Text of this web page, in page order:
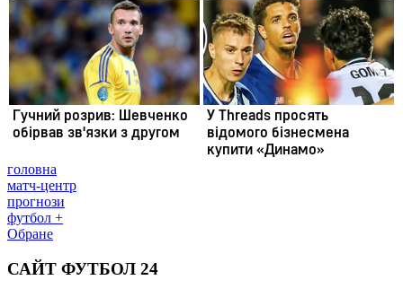
головна
матч-центр
прогнози
футбол +
Обране
САЙТ ФУТБОЛ 24